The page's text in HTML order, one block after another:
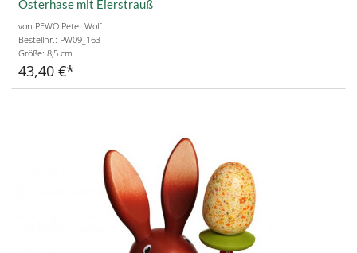
Osterhase mit Eierstrauß
von PEWO Peter Wolf
Bestellnr.: PW09_163
Größe: 8,5 cm
43,40 €